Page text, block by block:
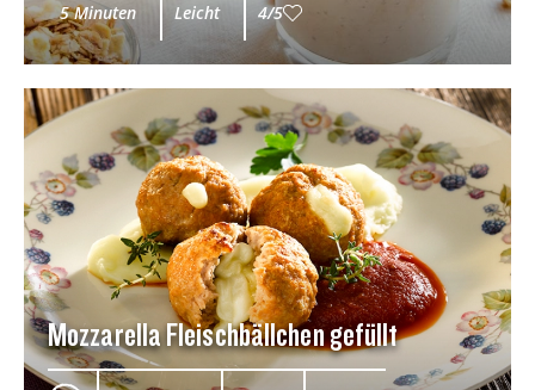
5 Minuten Leicht 4/5
Mozzarella Fleischbällchen gefüllt